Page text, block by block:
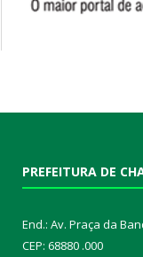
PREFEITURA DE
End.: Av. Praça da
CEP: 68880 .000